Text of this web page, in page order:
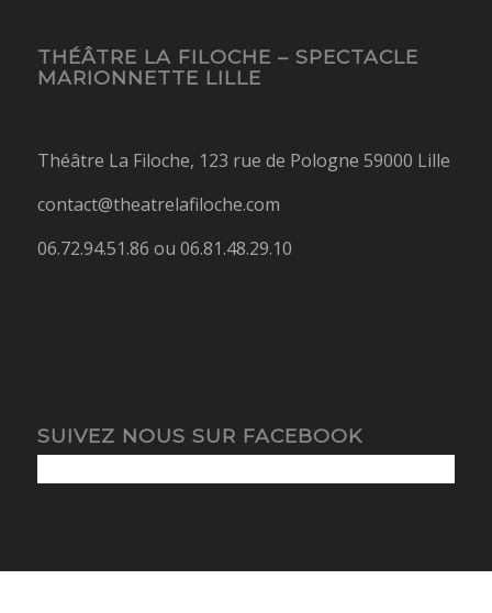
THÉÂTRE LA FILOCHE – SPECTACLE
MARIONNETTE LILLE
Théâtre La Filoche, 123 rue de Pologne 59000 Lille
contact@theatrelafiloche.com
06.72.94.51.86 ou 06.81.48.29.10
SUIVEZ NOUS SUR FACEBOOK